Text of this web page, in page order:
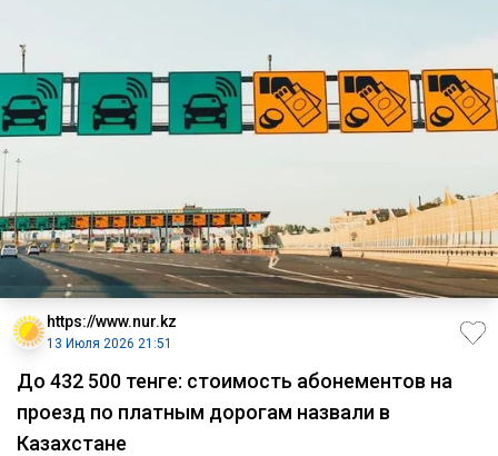
https://www.nur.kz
13 Июля 2026 21:51
До 432 500 тенге: стоимость абонементов на
проезд по платным дорогам назвали в
Казахстане